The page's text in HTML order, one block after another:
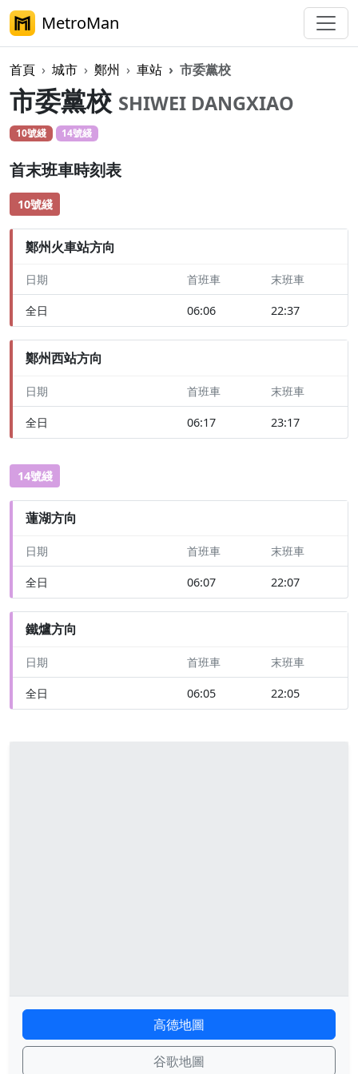
MetroMan
首頁 城市 鄭州 車站 市委黨校
市委黨校 SHIWEI DANGXIAO
10號綫 14號綫
首末班車時刻表
10號綫
鄭州火車站方向
日期 首班車 末班車
全日 06:06 22:37
鄭州西站方向
日期 首班車 末班車
全日 06:17 23:17
14號綫
蓮湖方向
日期 首班車 末班車
全日 06:07 22:07
鐵爐方向
日期 首班車 末班車
全日 06:05 22:05
高德地圖
谷歌地圖